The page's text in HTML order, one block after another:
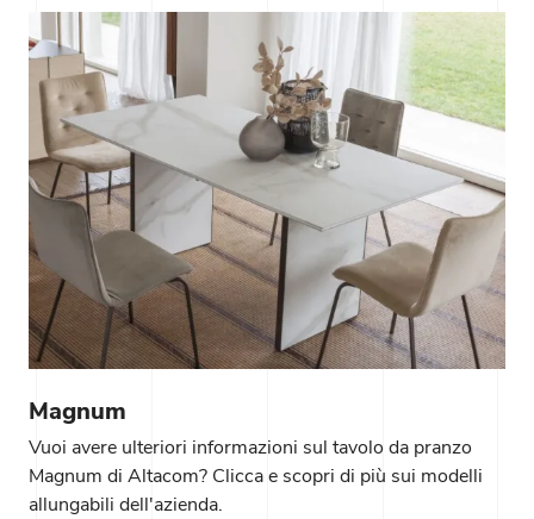
Magnum
Vuoi avere ulteriori informazioni sul tavolo da pranzo
Magnum di Altacom? Clicca e scopri di più sui modelli
allungabili dell'azienda.